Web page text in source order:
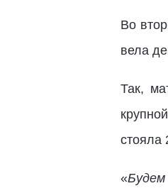
Во
вела
Так,
стояла
«